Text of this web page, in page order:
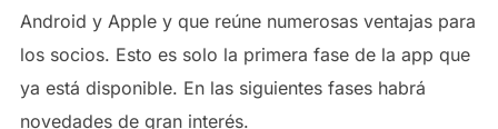
Android y Apple y que reúne numerosas ventajas para
los socios. Esto es solo la primera fase de la app que
ya está disponible. En las siguientes fases habrá
novedades de gran interés.